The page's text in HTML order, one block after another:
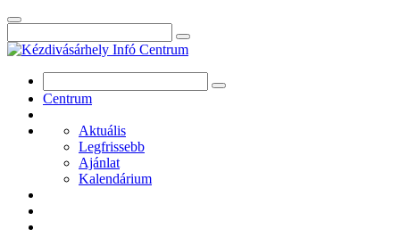
Centrum
Aktuális
Legfrissebb
Ajánlat
Kalendárium